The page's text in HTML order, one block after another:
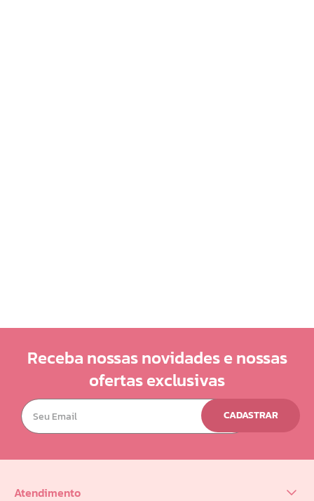
Receba nossas novidades e nossas
ofertas exclusivas
CADASTRAR
Atendimento